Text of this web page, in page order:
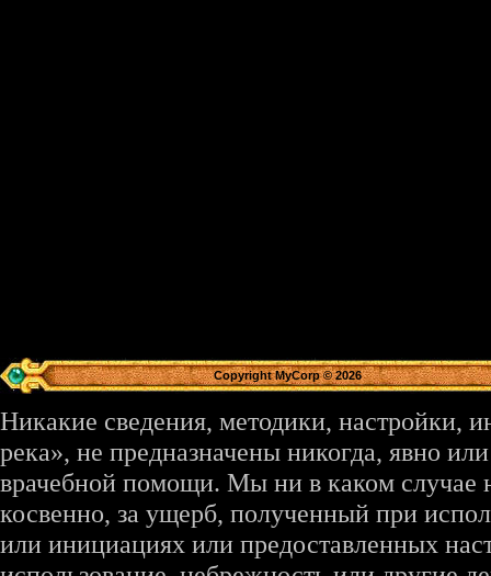
Copyright MyCorp © 2026
Никакие сведения, методики, настройки,
река», не предназначены никогда, явно
врачебной помощи. Мы ни в каком случае
косвенно, за ущерб, полученный при
или инициациях или предоставленных